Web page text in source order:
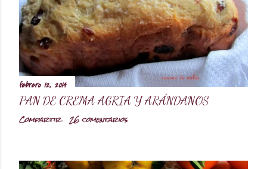
febrero 12, 2014
PAN DE CREMA AGRIA Y ARÁNDANOS
Compartir 26 comentarios